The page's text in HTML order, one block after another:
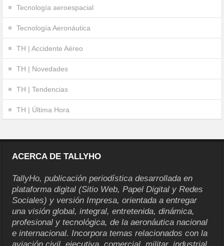
Tecnología aeroespacial
Tecnología Aeronáutica
TH | Accidente Aéreo
TH | Novedades
TH | Tendencias
TH | Última Hora
ACERCA DE TALLYHO
TallyHo, publicación periodística desarrollada en
plataforma digital (Sitio Web, Papel Digital y Redes
Sociales) y versión Impresa, orientada a entregar
una visión global, integral, entretenida, dinámica,
profesional y tecnológica, de la aeronáutica nacional
e internacional. Incorpora temas relacionados con la